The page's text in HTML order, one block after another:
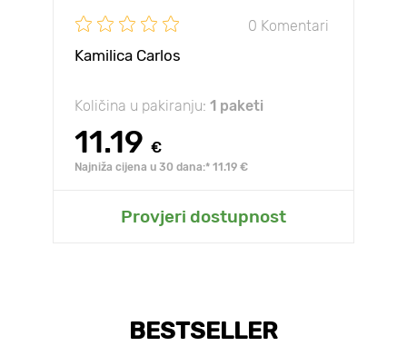
0 Komentari
Kamilica Carlos
Količina u pakiranju: 1 paketi
11.19 €
Najniža cijena u 30 dana:* 11.19 €
Provjeri dostupnost
BESTSELLER